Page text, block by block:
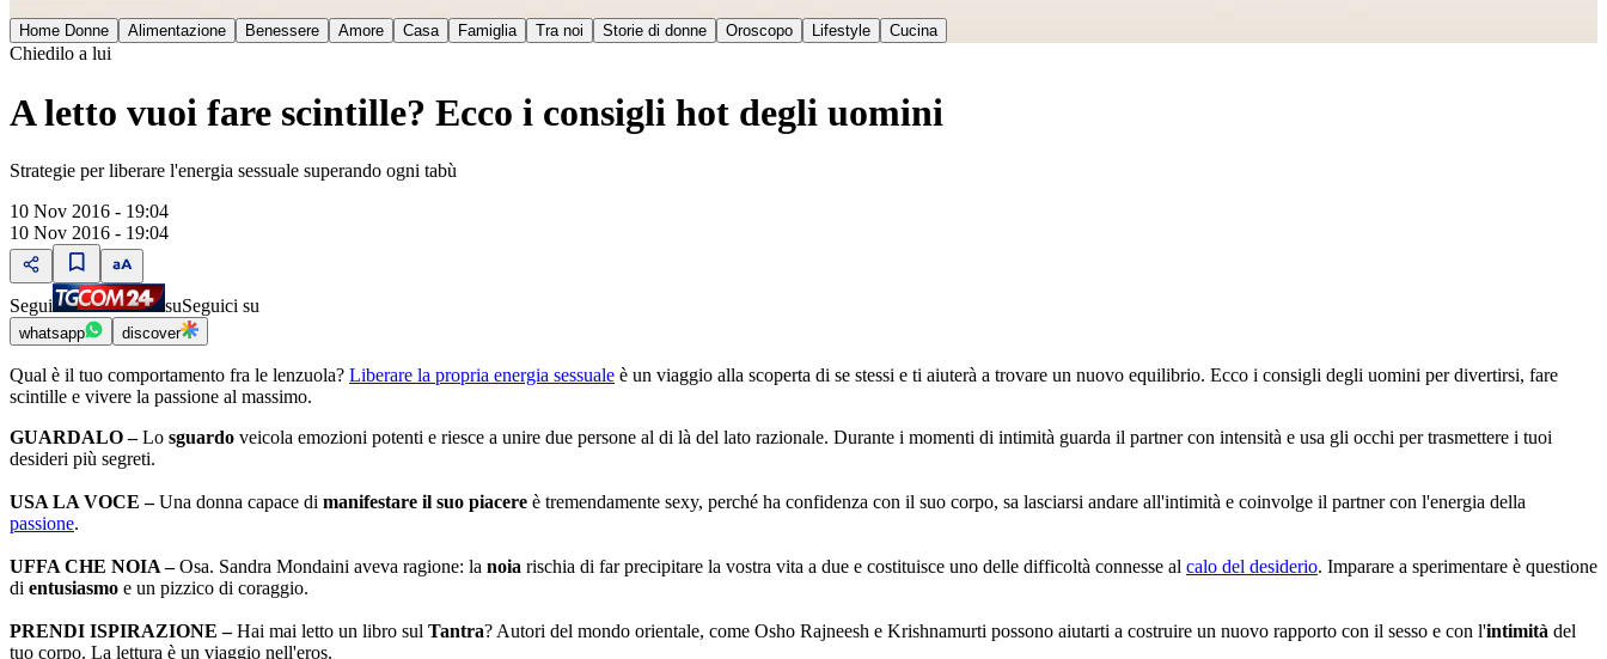
Home Donne Alimentazione Benessere Amore Casa Famiglia Tra noi Storie di donne Oroscopo Lifestyle Cucina
Chiedilo a lui
A letto vuoi fare scintille? Ecco i consigli hot degli uomini
Strategie per liberare l'energia sessuale superando ogni tabù
10 Nov 2016 - 19:04
10 Nov 2016 - 19:04
Segui suSeguici su
whatsapp discover
Qual è il tuo comportamento fra le lenzuola? Liberare la propria energia sessuale è un viaggio alla scoperta di se stessi e ti aiuterà a trovare un nuovo equilibrio. Ecco i consigli degli uomini per divertirsi, fare
scintille e vivere la passione al massimo.
GUARDALO –Lo sguardo veicola emozioni potenti e riesce a unire due persone al di là del lato razionale. Durante i momenti di intimità guarda il partner con intensità e usa gli occhi per trasmettere i tuoi
desideri più segreti.
USA LA VOCE –Una donna capace di manifestare il suo piacere è tremendamente sexy, perché ha confidenza con il suo corpo, sa lasciarsi andare all'intimità e coinvolge il partner con l'energia della
passione.
UFFA CHE NOIA –Osa. Sandra Mondaini aveva ragione: la noia rischia di far precipitare la vostra vita a due e costituisce uno delle difficoltà connesse al calo del desiderio. Imparare a sperimentare è questione
di entusiasmo e un pizzico di coraggio.
PRENDI ISPIRAZIONE –Hai mai letto un libro sul Tantra? Autori del mondo orientale, come Osho Rajneesh e Krishnamurti possono aiutarti a costruire un nuovo rapporto con il sesso e con l'intimità del
tuo corpo. La lettura è un viaggio nell'eros.